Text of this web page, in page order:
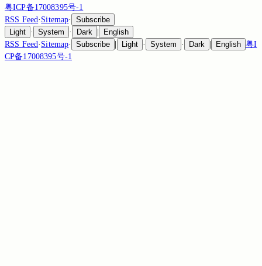
粤ICP备17008395号-1
RSS Feed· Sitemap·
Subscribe
Light · System · Dark |
English
RSS Feed· Sitemap· Subscribe | Light · System · Dark | English 粤I
CP备17008395号-1